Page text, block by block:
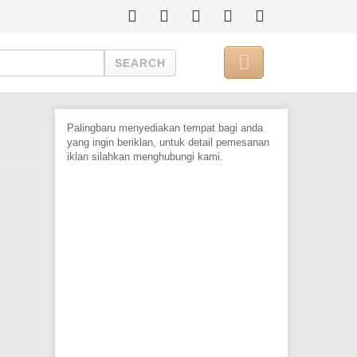
SEARCH

Palingbaru menyediakan tempat bagi anda
yang ingin beriklan, untuk detail pemesanan
iklan silahkan menghubungi kami.